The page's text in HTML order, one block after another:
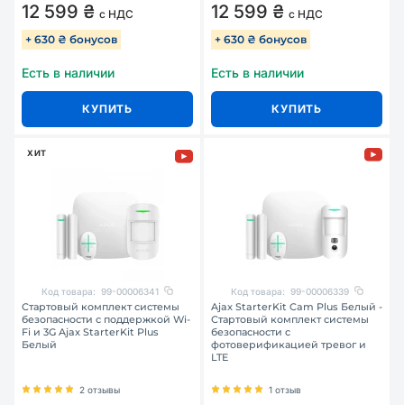
12 599 ₴ с НДС
+ 630 ₴ бонусов
Есть в наличии
КУПИТЬ
12 599 ₴ с НДС
+ 630 ₴ бонусов
Есть в наличии
КУПИТЬ
ХИТ
Код товара: 99-00006341
Стартовый комплект системы
безопасности с поддержкой Wi-
Fi и 3G Ajax StarterKit Plus
Белый
2 отзывы
Код товара: 99-00006339
Ajax StarterKit Cam Plus Белый -
Стартовый комплект системы
безопасности с
фотоверификацией тревог и
LTE
1 отзыв